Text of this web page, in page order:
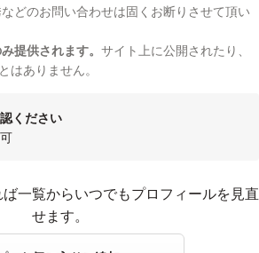
どのお問い合わせは固くお断りさせて頂い
提供されます。 サイト上に公開されたり、
はありません。
ください
一覧からいつでもプロフィールを見直
せます。